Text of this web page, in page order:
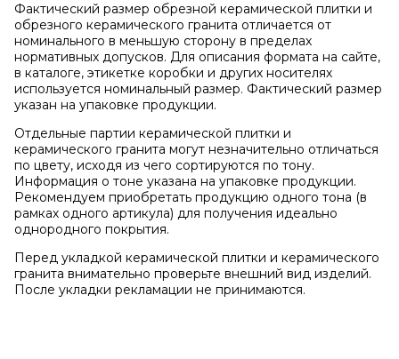
Фактический размер обрезной керамической плитки и
обрезного керамического гранита отличается от
номинального в меньшую сторону в пределах
нормативных допусков. Для описания формата на сайте,
в каталоге, этикетке коробки и других носителях
используется номинальный размер. Фактический размер
указан на упаковке продукции.
Отдельные партии керамической плитки и
керамического гранита могут незначительно отличаться
по цвету, исходя из чего сортируются по тону.
Информация о тоне указана на упаковке продукции.
Рекомендуем приобретать продукцию одного тона (в
рамках одного артикула) для получения идеально
однородного покрытия.
Перед укладкой керамической плитки и керамического
гранита внимательно проверьте внешний вид изделий.
После укладки рекламации не принимаются.